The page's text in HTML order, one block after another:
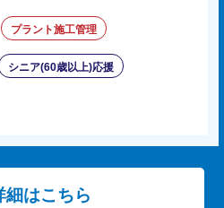
プラント施工管理
シニア(60歳以上)応援
細はこちら